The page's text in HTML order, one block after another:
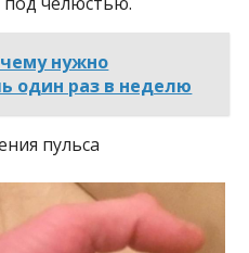
нужно
один раз в неделю
пульса